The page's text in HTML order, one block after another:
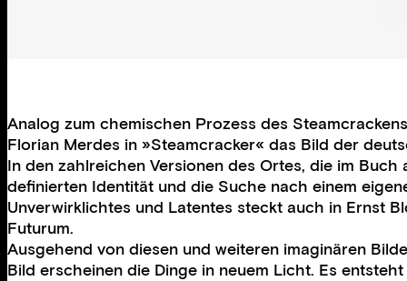
Analog zum chemischen Prozess des
Florian Merdes in »Steamcracker« das Bild der
In den zahlreichen Versionen des Ortes, die im
definierten Identität und die Suche nach einem
Unverwirklichtes und Latentes steckt auch in Ernst
Futurum.
Ausgehend von diesen und weiteren imaginären
Bild erscheinen die Dinge in neuem Licht. Es